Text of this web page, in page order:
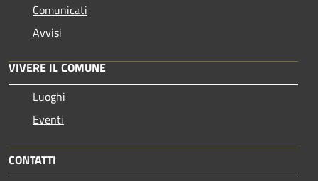
Comunicati
Avvisi
VIVERE IL COMUNE
Luoghi
Eventi
CONTATTI